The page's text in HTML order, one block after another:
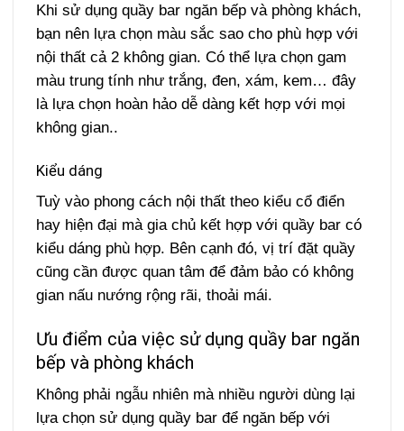
Khi sử dụng quầy bar ngăn bếp và phòng khách,
bạn nên lựa chọn màu sắc sao cho phù hợp với
nội thất cả 2 không gian. Có thể lựa chọn gam
màu trung tính như trắng, đen, xám, kem… đây
là lựa chọn hoàn hảo dễ dàng kết hợp với mọi
không gian..
Kiểu dáng
Tuỳ vào phong cách nội thất theo kiểu cổ điển
hay hiện đại mà gia chủ kết hợp với quầy bar có
kiểu dáng phù hợp. Bên cạnh đó, vị trí đặt quầy
cũng cần được quan tâm để đảm bảo có không
gian nấu nướng rộng rãi, thoải mái.
Ưu điểm của việc sử dụng quầy bar ngăn
bếp và phòng khách
Không phải ngẫu nhiên mà nhiều người dùng lại
lựa chọn sử dụng quầy bar để ngăn bếp với